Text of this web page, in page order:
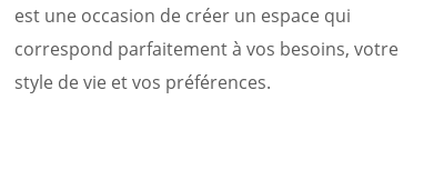
est une occasion de créer un espace qui
correspond parfaitement à vos besoins, votre
style de vie et vos préférences.